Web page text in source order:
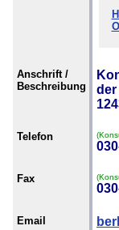
Anschrift /
Beschreibung
der
Telefon
Fax
Email